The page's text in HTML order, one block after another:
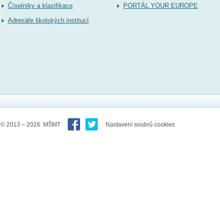
Číselníky a klasifikace
Adresáře školských institucí
PORTÁL YOUR EUROPE
© 2013 – 2026 MŠMT Nastavení soubrů cookies